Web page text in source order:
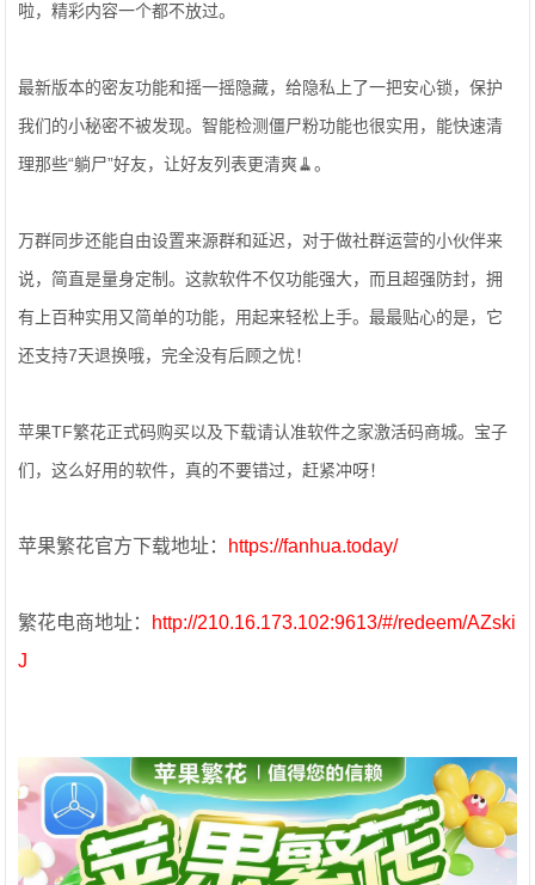
啦，精彩内容一个都不放过。
最新版本的密友功能和摇一摇隐藏，给隐私上了一把安心锁，保护
我们的小秘密不被发现。智能检测僵尸粉功能也很实用，能快速清
理那些“躺尸”好友，让好友列表更清爽🧹。
万群同步还能自由设置来源群和延迟，对于做社群运营的小伙伴来
说，简直是量身定制。这款软件不仅功能强大，而且超强防封，拥
有上百种实用又简单的功能，用起来轻松上手。最最贴心的是，它
还支持7天退换哦，完全没有后顾之忧！
苹果TF繁花正式码购买以及下载请认准软件之家激活码商城。宝子
们，这么好用的软件，真的不要错过，赶紧冲呀！
苹果繁花官方下载地址： https://fanhua.today/
繁花电商地址： http://210.16.173.102:9613/#/redeem/AZski
J